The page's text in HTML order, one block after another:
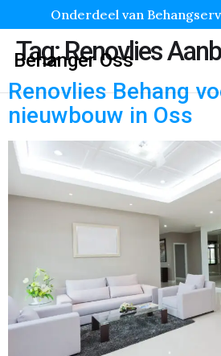
Onderdeel van
Behanger Oss
Tag:Renovlies
Renovlies Behang
nieuwbouw in Oss